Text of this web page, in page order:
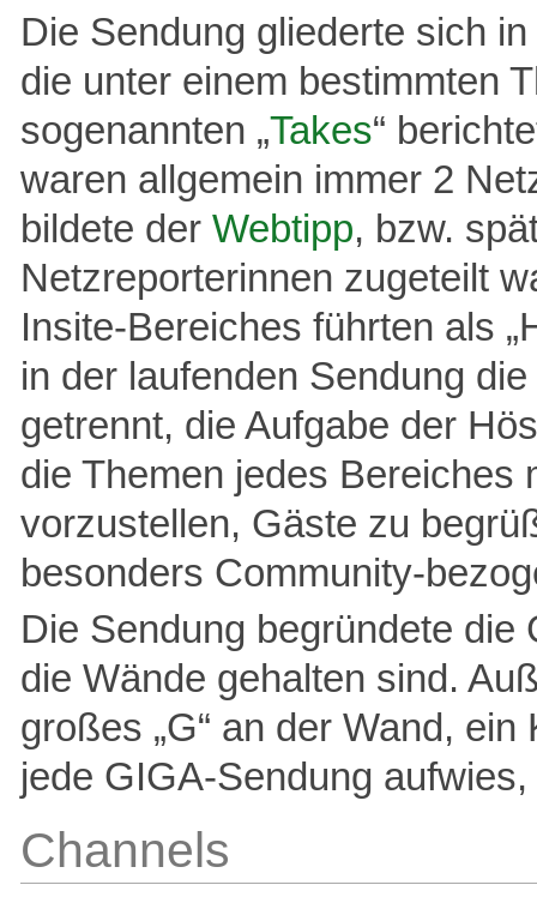
Die Sendung gliederte sich in
die unter einem bestimmten
sogenannten „Takes“
waren allgemein immer 2
bildete der Webtipp, bzw.
Netzreporterinnen zugeteilt
Insite-Bereiches führten als
in der laufenden Sendung
getrennt, die Aufgabe der
die Themen jedes Bereiches
vorzustellen, Gäste zu
besonders Community-
Die Sendung begründete
die Wände gehalten sind.
großes „G“ an der Wand,
jede GIGA-Sendung
Channels